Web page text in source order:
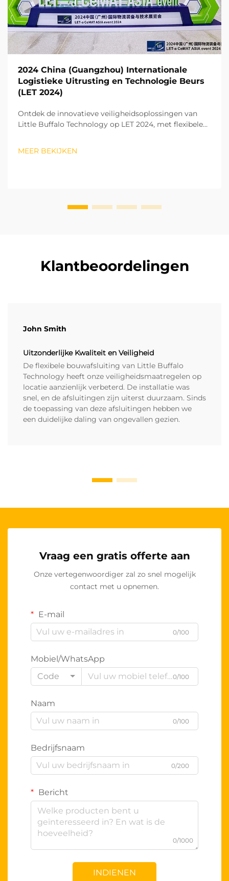
2024 China (Guangzhou) Internationale
Logistieke Uitrusting en Technologie Beurs
(LET 2024)
Ontdek de innovatieve veiligheidsoplossingen van
Little Buffalo Technology op LET 2024, met flexibele
MEER BEKIJKEN
Klantbeoordelingen
John Smith
Uitzonderlijke Kwaliteit en Veiligheid
De flexibele bouwafsluiting van Little Buffalo
Technology heeft onze veiligheidsmaatregelen op
locatie aanzienlijk verbeterd. De installatie was
snel, en de afsluitingen zijn uiterst duurzaam. Sinds
de toepassing van deze afsluitingen hebben we
een duidelijke daling van ongevallen gezien.
Vraag een gratis offerte aan
Onze vertegenwoordiger zal zo snel mogelijk
contact met u opnemen.
E-mail
0/100
Mobiel/WhatsApp
Code
0/100
Naam
0/100
Bedrijfsnaam
0/200
Bericht
0/1000
INDIENEN